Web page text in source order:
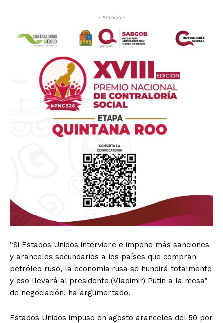
- Anuncio -
“Si Estados Unidos interviene e impone más sanciones
y aranceles secundarios a los países que compran
petróleo ruso, la economía rusa se hundirá totalmente
y eso llevará al presidente (Vladimir) Putin a la mesa”
de negociación, ha argumentado.
Estados Unidos impuso en agosto aranceles del 50 por